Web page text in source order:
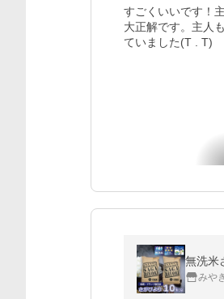
すごくいいです！
大正解です。主人
ていました(T . T)
無洗米
みや